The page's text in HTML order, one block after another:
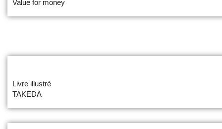
Value for money
Livre illustré
TAKEDA